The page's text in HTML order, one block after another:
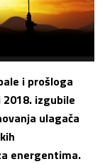
i prošloga
izgubile
ulagača
energentima.